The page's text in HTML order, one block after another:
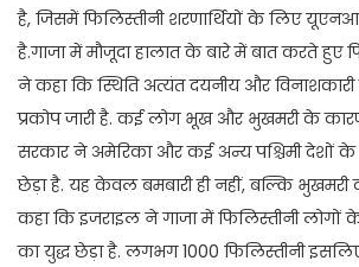
है, जिसमें फिलिस्तीनी शरणार्थियों के लिए
है.गाजा में मौजूदा हालात के बारे में बात करते हुए
ने कहा कि स्थिति अत्यंत दयनीय और
प्रकोप जारी है. कई लोग भूख और भुखमरी के
सरकार ने अमेरिका और कई अन्य पश्चिमी देशों के
छेड़ा है. यह केवल बमबारी ही नहीं, बल्कि भुखमरी
कहा कि इजराइल ने गाजा में फिलिस्तीनी
का युद्ध छेड़ा है. लगभग 1000 फिलिस्तीनी